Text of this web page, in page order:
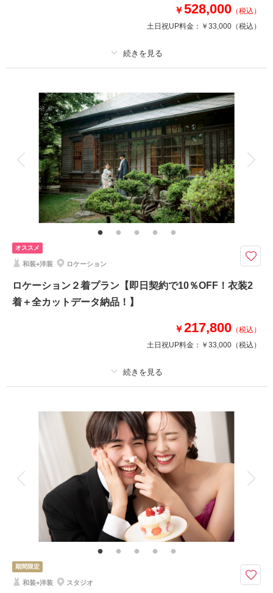
即日契約で10%オフ実施中！▶︎税込¥295,020
このプランで撮影可能な撮影レポート
相談予約する
来店・オンライン
撮影日の空き
を確認する
￥528,000 （税込）
土日祝UP料金： ￥33,000 （税込）
撮影料 新婦衣装3着 新郎衣装3着
着付け ヘアメイク
アルバム 20 P データ 250 カット 台紙付写真
衣装追加 会食 挙式
家族と撮影 家族用衣装レンタル ペットと撮影
その他含むもの
アートブーケ・ドレス/和装インナーレンタル・Yシャツレンタル・シューズ
レンタル
Photorait限定『CLESTA(A6サイズ)』プレゼント中！【中央店限定プラ
ン】全衣装追加料金なしの 特別なロケスタプラン
し）が盛りだくさん。
・最高級アルバムに加え、ご両家へのプレゼントにも最適なミニアルバム2
冊付き
オススメ
和装+洋装 ロケーション
ロケーション２着プラン【即日契約で10％OFF！衣装2
着＋全カットデータ納品！】
￥217,800 （税込）
土日祝UP料金： ￥33,000 （税込）
新婦衣装2着 新郎衣装2着
ヘアメイク 小物一式
データ 台紙付写真
会食 挙式
家族と撮影 家族用衣装レンタル
Photorait限定『CLESTA(A6サイズ)』プレゼント中！２着＋２箇所！ちょ
うどいい◎プラン！
★ロケーション２着プラン〈２着＋２箇所！ちょうどいい◎プラン！〉
・和洋装自由に選べる衣装各2着
・ヘアメイク
・全カットデータ
・ロケーション撮影（15箇所からロケ地２箇所選択可能）
期間限定
和装+洋装 スタジオ